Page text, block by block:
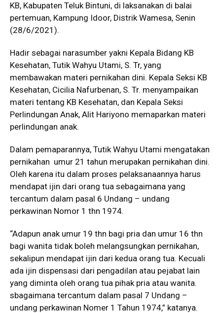
KB, Kabupaten Teluk Bintuni, di laksanakan di balai
pertemuan, Kampung Idoor, Distrik Wamesa, Senin
(28/6/2021).
Hadir sebagai narasumber yakni Kepala Bidang KB
Kesehatan, Tutik Wahyu Utami, S. Tr, yang
membawakan materi pernikahan dini. Kepala Seksi KB
Kesehatan, Cicilia Nafurbenan, S. Tr. menyampaikan
materi tentang KB Kesehatan, dan Kepala Seksi
Perlindungan Anak, Alit Hariyono memaparkan materi
perlindungan anak.
Dalam pemaparannya, Tutik Wahyu Utami mengatakan
pernikahan umur 21 tahun merupakan pernikahan dini.
Oleh karena itu dalam proses pelaksanaannya harus
mendapat ijin dari orang tua sebagaimana yang
tercantum dalam pasal 6 Undang – undang
perkawinan Nomor 1 thn 1974.
“Adapun anak umur 19 thn bagi pria dan umur 16 thn
bagi wanita tidak boleh melangsungkan pernikahan,
sekalipun mendapat ijin dari kedua orang tua. Kecuali
ada ijin dispensasi dari pengadilan atau pejabat lain
yang diminta oleh orang tua pihak pria atau wanita.
sbagaimana tercantum dalam pasal 7 Undang –
undang perkawinan Nomer 1 Tahun 1974,” katanya.